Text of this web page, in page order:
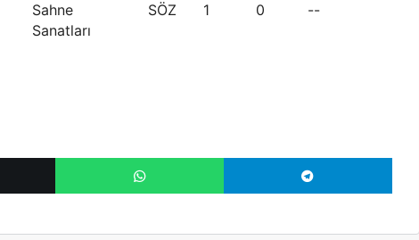
Sahne
Sanatları
SÖZ 1 0 --